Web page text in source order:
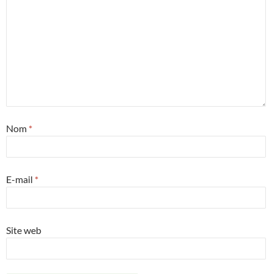
Nom *
E-mail *
Site web